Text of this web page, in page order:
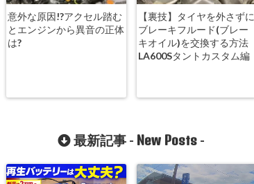
意外な原因!?アクセル踏む
とエンジンから異音の正体
は?
【裏技】タイヤを外さずに
ブレーキフルード(ブレー
キオイル)を交換する方法
LA600Sタントカスタム編
最新記事 - New Posts -